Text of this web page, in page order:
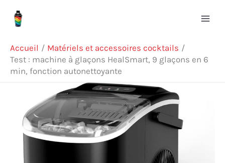
Accueil
Matériels et accessoires cocktails
Test : machine à glaçons HealSmart, 9 glaçons en 6
min, fonction autonettoyante
Rechercher